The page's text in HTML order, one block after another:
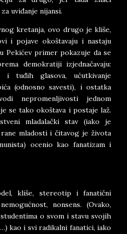
uviđanje nijansi.
kretanja, ovo drugo je kliše,
i pojave okoštavaju i nastaju
Pekićev primer pokazuje da se
demokratiji izjednačavaju:
i tuđih glasova, ućutkivanje
(odnosno savesti), i ostatka
nepromenljivosti jednom
se tako okoštava i postaje laž.
mladalački stav (iako je
mladosti i čitavog je života
ocenio kao fanatizam i
kliše, stereotip i fanatični
nonsens. (Ovako,
o svom i stavu svojih
kao i svi radikalni fanatici, iako